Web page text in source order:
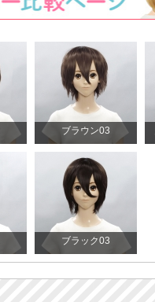
ブラウン03
ブラック03